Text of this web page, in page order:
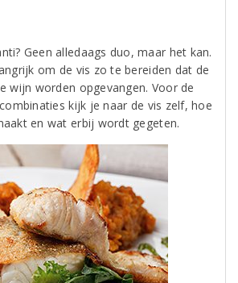
Geen alledaags duo, maar het kan.
om de vis zo te bereiden dat de
wijn worden opgevangen. Voor de
kijk je naar de vis zelf, hoe
en wat erbij wordt gegeten.